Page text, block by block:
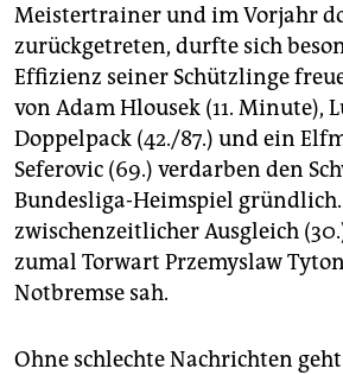
Meistertrainer und im Vorjahr
zurückgetreten, durfte sich
Effizienz seiner Schützlinge
von Adam Hlousek (11. Minute),
Doppelpack (42./87.) und ein
Seferovic (69.) verdarben den
Bundesliga-Heimspiel
zwischenzeitlicher Ausgleich
zumal Torwart Przemyslaw
Notbremse sah.
Ohne schlechte Nachrichten